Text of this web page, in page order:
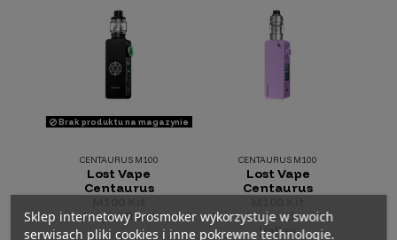
Brak produktu na magazynie
CENTAURUS M100
Lost Vape
Centaurus
Knight Black
CENTAURUS M100
Lost Vape
Centaurus
Lavender
Valley
Sklep internetowy Prosmoker wykorzystuje w swoich
serwisach pliki cookies i inne pokrewne technologie.